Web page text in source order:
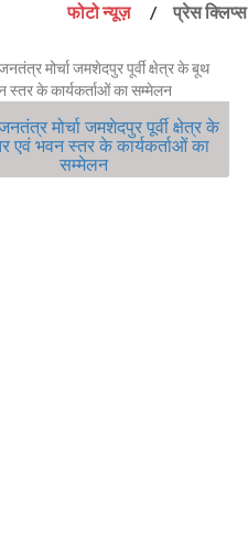
फोटो न्यूज़ प्रेस क्लिप्स
मोर्चा जमशेदपुर पूर्वी क्षेत्र के
एवं भवन स्तर के कार्यकर्ताओं का
सम्मेलन